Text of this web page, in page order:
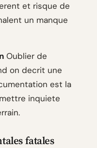
et risque de
un manque
Oublier de
on decrit une
est la
inquiete
fatales